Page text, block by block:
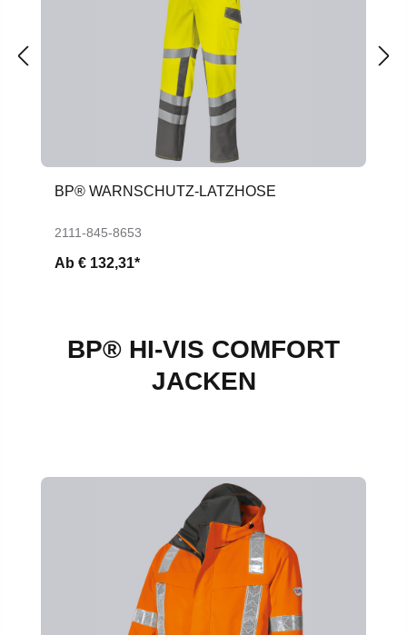
BP® WARNSCHUTZ-LATZHOSE
2111-845-8653
Ab € 132,31*
BP® HI-VIS COMFORT
JACKEN